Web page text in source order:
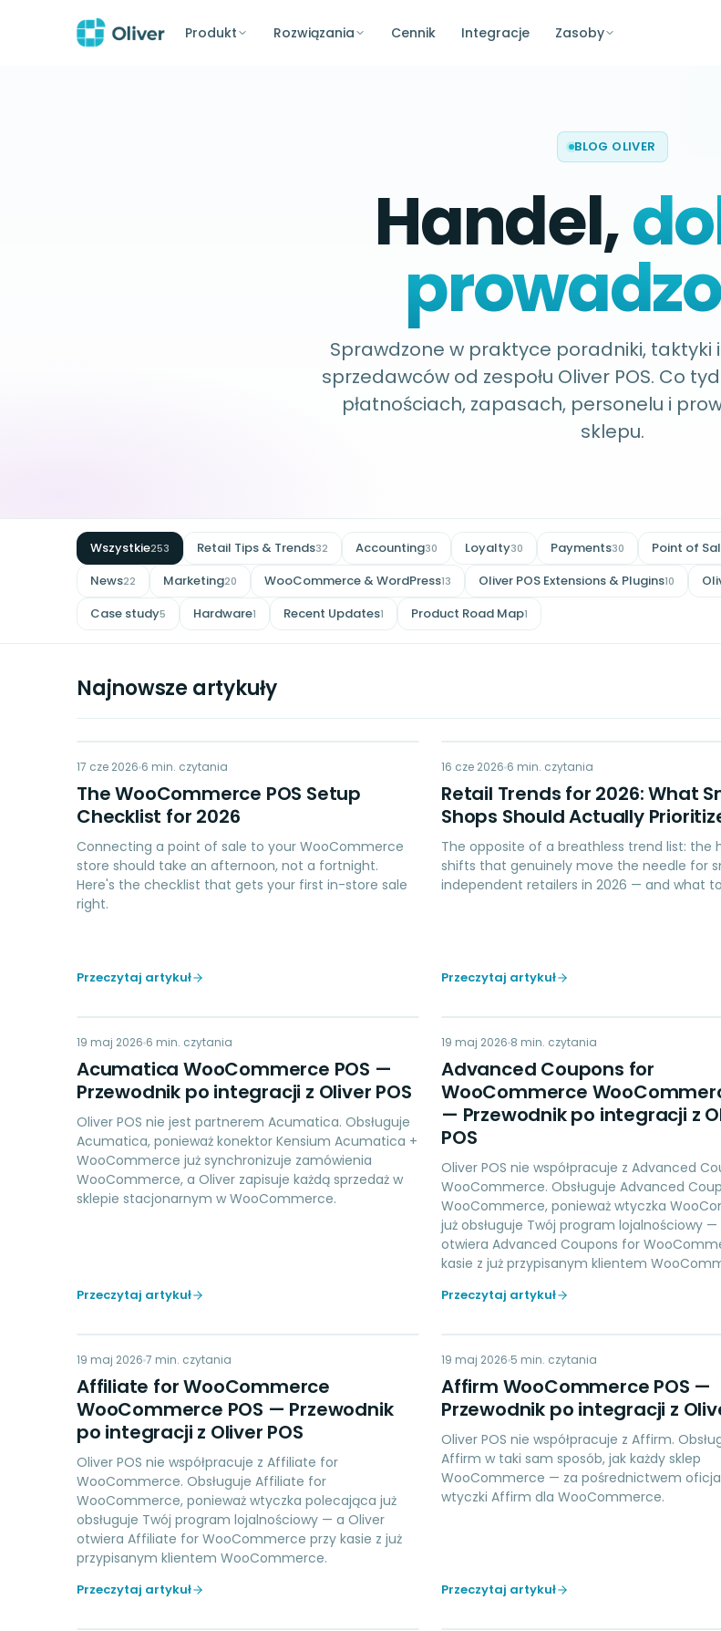
Produkt Rozwiązania Cennik Integracje Zasoby
BLOG OLIVER
Handel,
Sprawdzone w praktyce poradniki, taktyki
sprzedawców od zespołu Oliver POS. Co
płatnościach, zapasach, personelu i
sklepu.
Wszystkie253 Retail Tips & Trends32 Accounting30 Loyalty30 Payments30 Point of
News22 Marketing20 WooCommerce & WordPress13 Oliver POS Extensions & Plugins10
Case study5 Hardware1 Recent Updates1 Product Road Map1
Najnowsze artykuły
WP
POINT OF SALE
17 cze 2026 6 min. czytania
The WooCommerce POS Setup
Checklist for 2026
Connecting a point of sale to your WooCommerce
store should take an afternoon, not a fortnight.
Here's the checklist that gets your first in-store sale
right.
Przeczytaj artykuł
RT
RETAIL TIPS & TRENDS
16 cze 2026 6 min. czytania
Retail Trends for 2026: What
Shops Should Actually
The opposite of a breathless trend list: the
shifts that genuinely move the needle for
independent retailers in 2026 — and what
Przeczytaj artykuł
AW
ACCOUNTING
19 maj 2026 6 min. czytania
Acumatica WooCommerce POS —
Przewodnik po integracji z Oliver POS
Oliver POS nie jest partnerem Acumatica. Obsługuje
Acumatica, ponieważ konektor Kensium Acumatica +
WooCommerce już synchronizuje zamówienia
WooCommerce, a Oliver zapisuje każdą sprzedaż w
sklepie stacjonarnym w WooCommerce.
Przeczytaj artykuł
AC
LOYALTY
19 maj 2026 8 min. czytania
Advanced Coupons for
WooCommerce
— Przewodnik po integracji z
POS
Oliver POS nie współpracuje z Advanced
WooCommerce. Obsługuje Advanced
WooCommerce, ponieważ wtyczka
już obsługuje Twój program lojalnościowy —
otwiera Advanced Coupons for
kasie z już przypisanym klientem
Przeczytaj artykuł
AW
LOYALTY
19 maj 2026 7 min. czytania
Affiliate for WooCommerce
WooCommerce POS — Przewodnik
po integracji z Oliver POS
Oliver POS nie współpracuje z Affiliate for
WooCommerce. Obsługuje Affiliate for
WooCommerce, ponieważ wtyczka polecająca już
obsługuje Twój program lojalnościowy — a Oliver
otwiera Affiliate for WooCommerce przy kasie z już
przypisanym klientem WooCommerce.
Przeczytaj artykuł
AW
PAYMENTS
19 maj 2026 5 min. czytania
Affirm WooCommerce POS —
Przewodnik po integracji z
Oliver POS nie współpracuje z Affirm.
Affirm w taki sam sposób, jak każdy sklep
WooCommerce — za pośrednictwem
wtyczki Affirm dla WooCommerce.
Przeczytaj artykuł